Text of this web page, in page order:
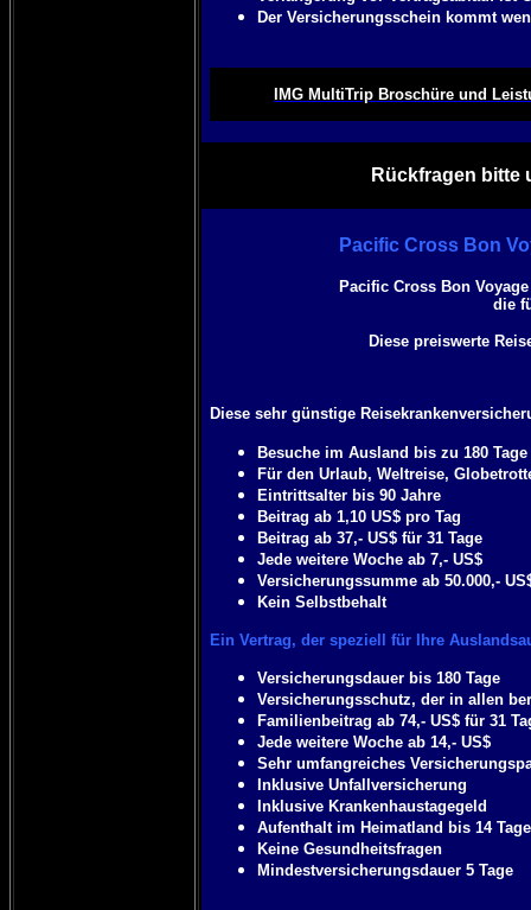
Der Versicherungsschein kommt
IMG MultiTrip Broschüre und
Rückfragen bitte
Pacific Cross Bon
Pacific Cross Bon
die
Diese preiswerte
Diese sehr günstige
Besuche im Ausland bis zu 180
Für den Urlaub, Weltreise,
Eintrittsalter bis 90 Jahre
Beitrag ab 1,10 US$ pro Tag
Beitrag ab 37,- US$ für 31 Tage
Jede weitere Woche ab 7,- US$
Versicherungssumme ab 50.000,-
Kein Selbstbehalt
Ein Vertrag, der speziell für Ihre
Versicherungsdauer bis 180 Tage
Versicherungsschutz, der in allen
Familienbeitrag ab 74,- US$ für 31
Jede weitere Woche ab 14,- US$
Sehr umfangreiches
Inklusive Unfallversicherung
Inklusive Krankenhaustagegeld
Aufenthalt im Heimatland bis 14
Keine Gesundheitsfragen
Mindestversicherungsdauer 5 Tage